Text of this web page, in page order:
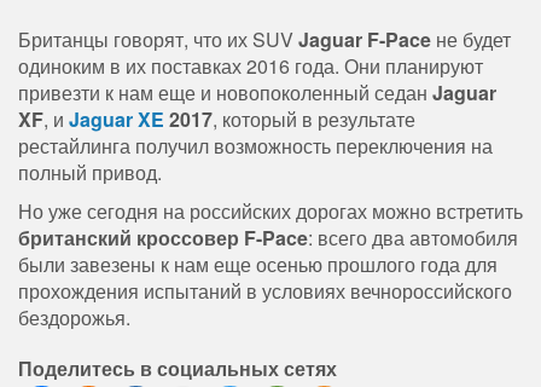
Британцы говорят, что их SUV Jaguar F-Pace не будет
одиноким в их поставках 2016 года. Они планируют
привезти к нам еще и новопоколенный седан Jaguar
XF, и Jaguar XE 2017, который в результате
рестайлинга получил возможность переключения на
полный привод.
Но уже сегодня на российских дорогах можно встретить
британский кроссовер F-Pace: всего два автомобиля
были завезены к нам еще осенью прошлого года для
прохождения испытаний в условиях вечнороссийского
бездорожья.
Поделитесь в социальных сетях